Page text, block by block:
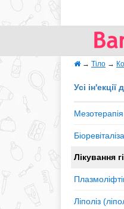
→ Тіло →
Усі ін'екції
Мезотерапія
Лікування
Ліполіз